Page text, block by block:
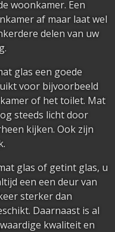
woonkamer. Een
af maar laat wel
delen van uw
glas een goede
voor bijvoorbeeld
of het toilet. Mat
steeds licht door
kijken. Ook zijn
glas of getint glas, u
een een deur van
sterker dan
Daarnaast is al
kwaliteit en